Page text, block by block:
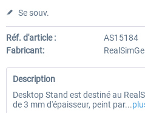
Se souv.
Réf. d'article :
AS15184
Fabricant:
Description
Desktop Stand est destiné au
de 3 mm d'épaisseur, peint par...